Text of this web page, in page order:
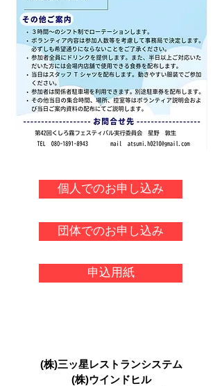
個人でのお申し込み
団体でのお申し込み
申込用紙
(株)三ッ星レストランシステム
(株)ウインドヒル